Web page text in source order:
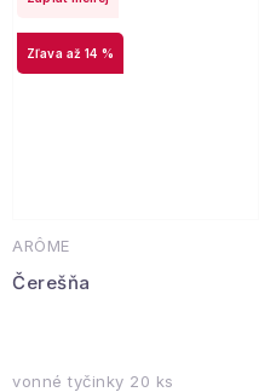
ARÔME
Čerešňa
až 14 %
vonné tyčinky 20 ks